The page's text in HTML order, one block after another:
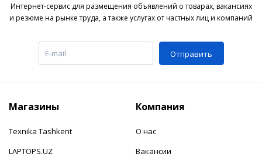
Интернет-сервис для размещения объявлений о товарах, вакансиях
и резюме на рынке труда, а также услугах от частных лиц и компаний
Отправить
Магазины
Texnika Tashkent
LAPTOPS.UZ
Компания
О нас
Вакансии